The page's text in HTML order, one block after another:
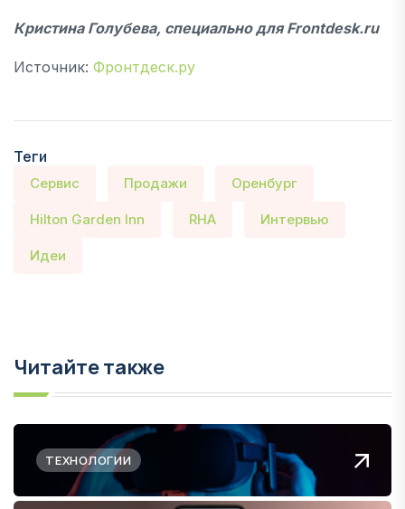
Кристина Голубева, специально дляFrontdesk.ru
Источник: Фронтдеск.ру
Теги
Сервис Продажи Оренбург
Hilton Garden Inn RHA Интервью
Идеи
Читайте также
ТЕХНОЛОГИИ